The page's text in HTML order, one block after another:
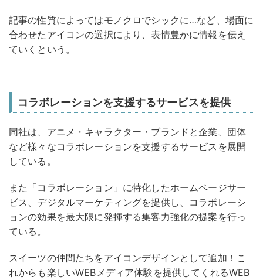
記事の性質によってはモノクロでシックに…など、場面に
合わせたアイコンの選択により、表情豊かに情報を伝え
ていくという。
コラボレーションを支援するサービスを提供
同社は、アニメ・キャラクター・ブランドと企業、団体
など様々なコラボレーションを支援するサービスを展開
している。
また「コラボレーション」に特化したホームページサー
ビス、デジタルマーケティングを提供し、コラボレーシ
ョンの効果を最大限に発揮する集客力強化の提案を行っ
ている。
スイーツの仲間たちをアイコンデザインとして追加！こ
れからも楽しいWEBメディア体験を提供してくれるWEB